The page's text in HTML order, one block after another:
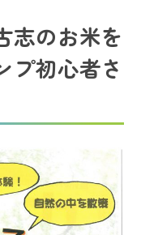
志のお米を
プ初心者さ